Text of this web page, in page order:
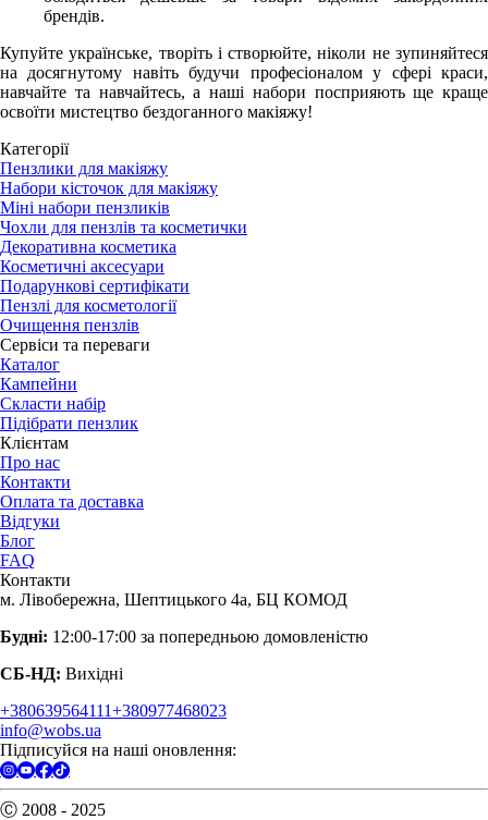
брендів.
Купуйте українське, творіть і створюйте, ніколи не зупиняйтеся
на досягнутому навіть будучи професіоналом у сфері краси,
навчайте та навчайтесь, а наші набори посприяють ще краще
освоїти мистецтво бездоганного макіяжу!
Категорії
Пензлики для макіяжу
Набори кісточок для макіяжу
Міні набори пензликів
Чохли для пензлів та косметички
Декоративна косметика
Косметичні аксесуари
Подарункові сертифікати
Пензлі для косметології
Очищення пензлів
Сервіси та переваги
Каталог
Кампейни
Скласти набір
Підібрати пензлик
Клієнтам
Про нас
Контакти
Оплата та доставка
Відгуки
Блог
FAQ
Контакти
м. Лівобережна, Шептицького 4а, БЦ КОМОД
Будні: 12:00-17:00 за попередньою домовленістю
СБ-НД: Вихідні
+380639564111+380977468023
info@wobs.ua
Підписуйся на наші оновлення:
Ⓒ 2008 - 2025